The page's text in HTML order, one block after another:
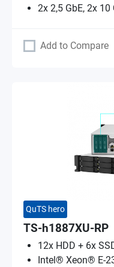
2x 2,5 GbE, 2x 10
Add to Compare
QuTS hero
TS-h1887XU-RP
12x HDD + 6x
Intel® Xeon® E-